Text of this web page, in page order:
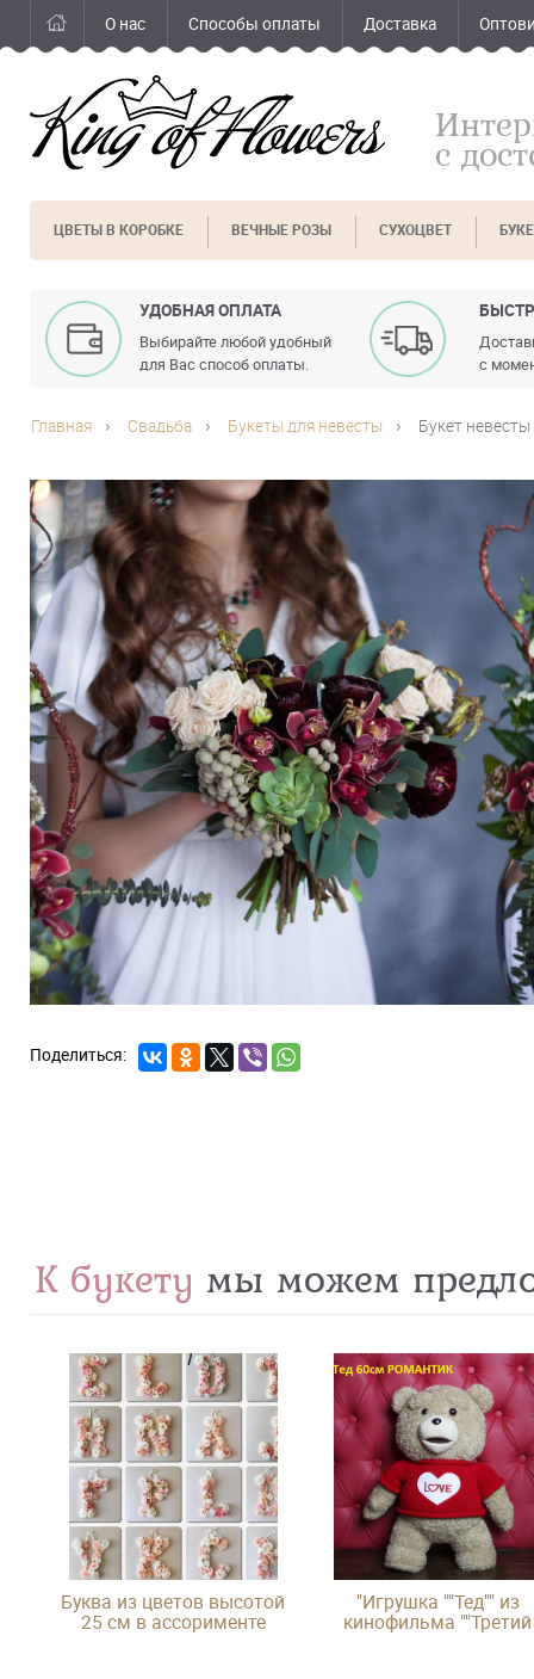
О нас Способы оплаты Доставка
с
ЦВЕТЫ В КОРОБКЕ ВЕЧНЫЕ РОЗЫ СУХОЦВЕТ
УДОБНАЯ ОПЛАТА
Выбирайте любой удобный
для Вас способ оплаты.
с
Главная Свадьба Букеты для невесты Букет
К букету мы можем
Буква из цветов высотой
25 см в ассорименте
"Игрушка ""Тед"" из
кинофильма ""Третий